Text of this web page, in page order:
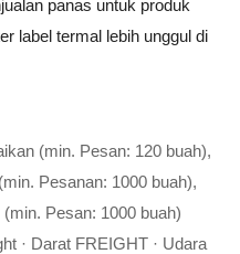
panas untuk produk
label termal lebih unggul di
(min. Pesan: 120 buah),
Pesanan: 1000 buah),
Pesan: 1000 buah)
· Darat FREIGHT · Udara